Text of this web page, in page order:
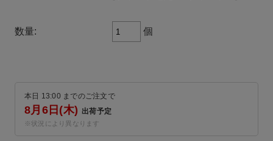
数量: 個
本日 13:00 までのご注文で
8月6日(木) 出荷予定